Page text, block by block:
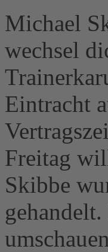
Michael
wechsel
Eintracht
Freitag
Skibbe